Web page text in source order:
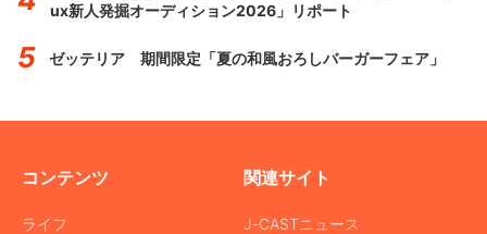
ux新人発掘オーディション2026」リポート
ゼッテリア 期間限定「夏の和風おろしバーガーフェア」
コンテンツ
ライフ
関連サイト
J-CASTニュース